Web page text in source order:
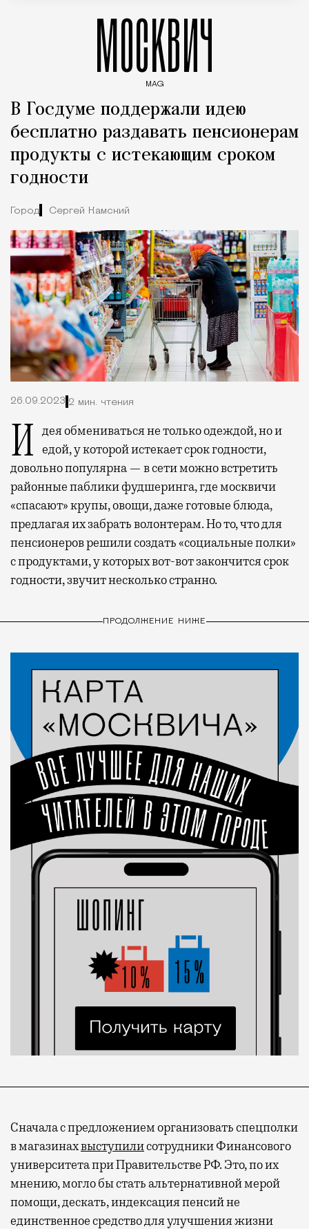
МОСКВИЧ
MAG
В Госдуме поддержали идею
бесплатно раздавать пенсионерам
продукты с истекающим сроком
годности
Город Сергей Камский
26.09.2023 2 мин. чтения
Идея обмениваться не только одеждой, но и едой, у которой истекает срок годности,
довольно популярна — в сети можно встретить
районные паблики фудшеринга, где москвичи
«спасают» крупы, овощи, даже готовые блюда,
предлагая их забрать волонтерам. Но то, что для
пенсионеров решили создать «социальные полки»
с продуктами, у которых вот-вот закончится срок
годности, звучит несколько странно.
ПРОДОЛЖЕНИЕ НИЖЕ
Сначала с предложением организовать спецполки
в магазинахвыступилисотрудники Финансового
университета при Правительстве РФ. Это, по их
мнению, могло бы стать альтернативной мерой
помощи, дескать, индексация пенсий не
единственное средство для улучшения жизни